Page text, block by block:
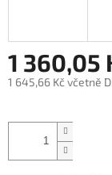
1 360,05
1 645,66 Kč včetně
cena: